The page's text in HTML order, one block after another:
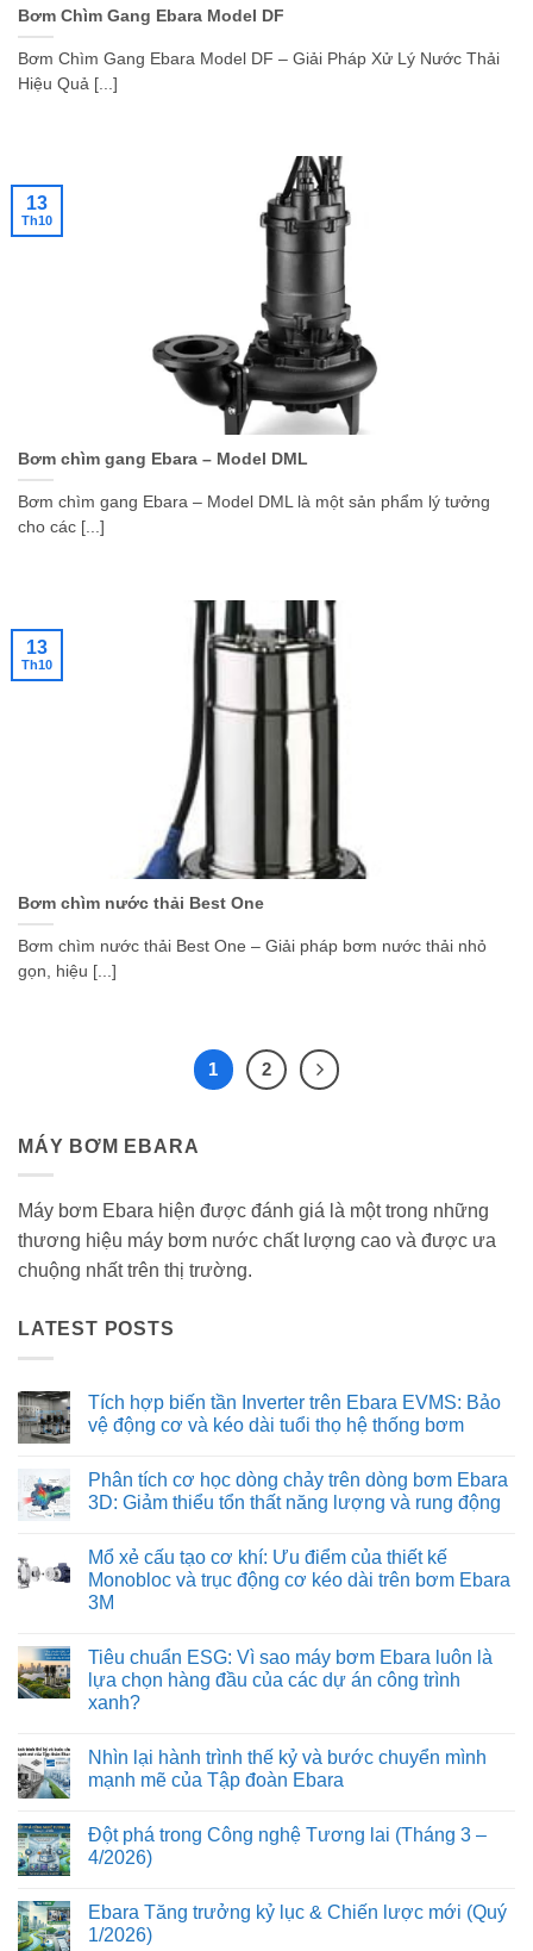
Bơm Chìm Gang Ebara Model DF
Bơm Chìm Gang Ebara Model DF – Giải Pháp Xử Lý Nước Thải
Hiệu Quả [...]
Bơm chìm gang Ebara – Model DML
Bơm chìm gang Ebara – Model DML là một sản phẩm lý tưởng
cho các [...]
13
Th10
Bơm chìm nước thải Best One
Bơm chìm nước thải Best One – Giải pháp bơm nước thải nhỏ
gọn, hiệu [...]
13
Th10
1 2
MÁY BƠM EBARA
Máy bơm Ebara hiện được đánh giá là một trong những
thương hiệu máy bơm nước chất lượng cao và được ưa
chuộng nhất trên thị trường.
LATEST POSTS
Tích hợp biến tần Inverter trên Ebara EVMS: Bảo
vệ động cơ và kéo dài tuổi thọ hệ thống bơm
bình
luận
ở
biến
tần
Inverter
trên
Bảo
vệ
động
cơ
và
tuổi
thọ
hệ
Phân tích cơ học dòng chảy trên dòng bơm Ebara
3D: Giảm thiểu tổn thất năng lượng và rung động
bình
luận
ở
Phân
học
dòng
chảy
trên
dòng
3D:
Giảm
thiểu
năng
lượng
và
Mổ xẻ cấu tạo cơ khí: Ưu điểm của thiết kế
Monobloc và trục động cơ kéo dài trên bơm Ebara
3M
bình
luận
ở
Mổ
tạo
cơ
khí:
của
thiết
kế
trục
động
cơ
Tiêu chuẩn ESG: Vì sao máy bơm Ebara luôn là
lựa chọn hàng đầu của các dự án công trình
xanh?
bình
luận
ở
ESG:
Vì
sao
Ebara
luôn
là
Nhìn lại hành trình thế kỷ và bước chuyển mình
mạnh mẽ của Tập đoàn Ebara
bình
luận
ở
hành
trình
thế
Đột phá trong Công nghệ Tương lai (Tháng 3 –
4/2026)
bình
luận
ở
Ebara Tăng trưởng kỷ lục & Chiến lược mới (Quý
1/2026)